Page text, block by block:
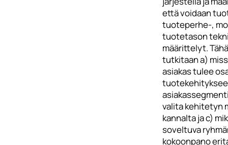
että voidaan
tuoteperhe-,
tuotetason
määrittelyt.
tutkitaan a)
asiakas tulee
valita kehitetyn
kannalta ja c)
soveltuva
kokoonpano